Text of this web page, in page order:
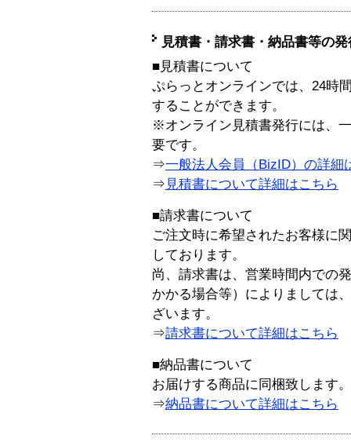
見積書・請求書・納品書等の
■見積書について
ぷらっとオンラインでは、24時
することができます。
※オンライン見積書発行には、
要です。
⇒一般法人会員（BizID）の詳細
⇒ 見積書について詳細はこちら
■請求書について
ご注文時に希望されたお客様に
しております。
尚、請求書は、営業時間内での
かかる場合等）によりましては
ざいます。
⇒請求書について詳細はこちら
■納品書について
お届けする商品に同梱致します。
⇒納品書について詳細はこちら